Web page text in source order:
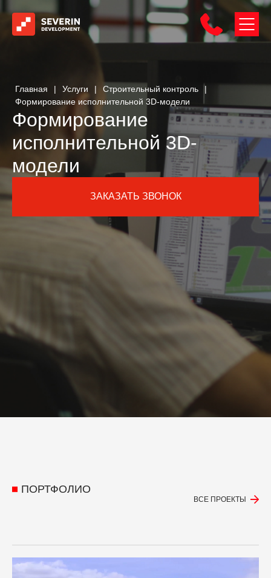
Главная | Услуги | Строительный контроль
|
Формирование исполнительной 3D-модели
Формирование
исполнительной 3D-
модели
ЗАКАЗАТЬ ЗВОНОК
ПОРТФОЛИО
ВСЕ ПРОЕКТЫ